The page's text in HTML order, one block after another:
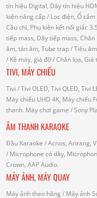
tín hiệu Digital, Dây tín hiệu
kiện nâng cấp/ Lọc điện, Ổ
Cầu chì, Phụ kiện kết nối giắc
tiếp mass, Dây tiếp mass,
âm, tán âm, Tube trap/ Tiêu
/ Kệ máy, giá đỡ/ Chân loa, Giá
TIVI, MÁY CHIẾU
Tivi / Tivi OLED, Tivi QLED, Tivi
Máy chiếu UHD 4K, Máy chiếu
thanh. Máy chơi game / Sony
ÂM THANH KARAOKE
Đầu Karaoke / Acnos, Arirang,
/ Microphone có dây,
Crown, AAP Audio.
MÁY ẢNH, MÁY QUAY
Máy ảnh theo hãng / Máy ảnh